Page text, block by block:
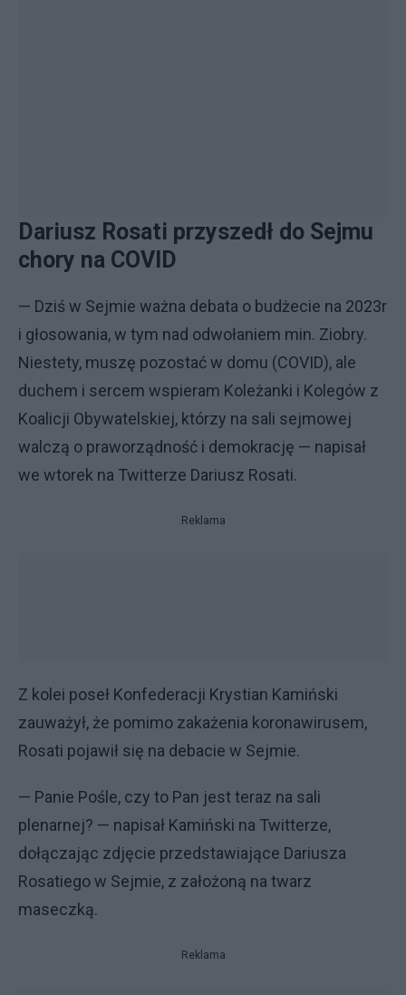
Dariusz Rosati przyszedł do Sejmu
chory na COVID
— Dziś w Sejmie ważna debata o budżecie na 2023r
i głosowania, w tym nad odwołaniem ⁦min. Ziobry⁩.
Niestety, muszę pozostać w domu (COVID), ale
duchem i sercem wspieram Koleżanki i Kolegów z
Koalicji Obywatelskiej, którzy na sali sejmowej
walczą o praworządność i demokrację — napisał
we wtorek na Twitterze Dariusz Rosati.
Reklama
Z kolei poseł Konfederacji Krystian Kamiński
zauważył, że pomimo zakażenia koronawirusem,
Rosati pojawił się na debacie w Sejmie.
— Panie Pośle, czy to Pan jest teraz na sali
plenarnej? — napisał Kamiński na Twitterze,
dołączając zdjęcie przedstawiające Dariusza
Rosatiego w Sejmie, z założoną na twarz
maseczką.
Reklama